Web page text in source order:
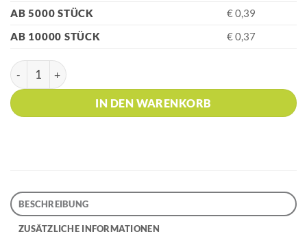
AB 5000 STÜCK
€ 0,39
AB 10000 STÜCK
€ 0,37
HK - BIO S! Yellow Kugelschreiber Menge
IN DEN WARENKORB
BESCHREIBUNG
ZUSÄTZLICHE INFORMATIONEN